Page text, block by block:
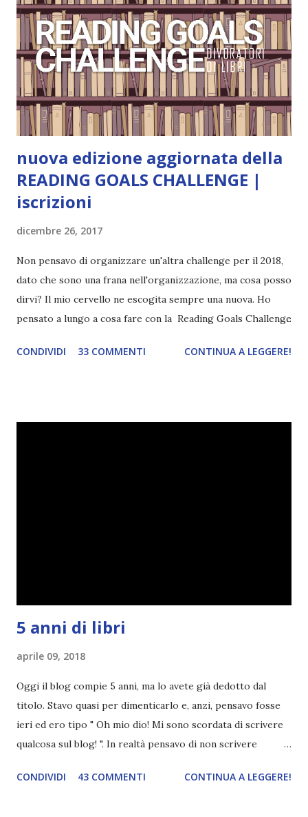
Pubblicazione: 10 Gennaio 2023 Traduttore: Laura Lancini
Trama: “Si chiama Michael Crist. È il fratello maggiore del
mio ragazzo ed è come quei film dell'orrore che guardi
coprendoti gli occhi. È bellissimo, forte, e assolutamente
terrificante. Non mi vede neppure. Ma io l'ho notato. L'ho
visto, l'ho sentito. Le cose che ha fatto, i misfatti ch...
nuova edizione aggiornata della
READING GOALS CHALLENGE |
iscrizioni
dicembre 26, 2017
Non pensavo di organizzare un'altra challenge per il 2018,
dato che sono una frana nell'organizzazione, ma cosa posso
dirvi? Il mio cervello ne escogita sempre una nuova. Ho
pensato a lungo a cosa fare con la Reading Goals Challenge
ho scoperto che anche alcuni di voi avrebbero fatto così,
CONDIVIDI 33 COMMENTI CONTINUA A LEGGERE!
5 anni di libri
aprile 09, 2018
Oggi il blog compie 5 anni, ma lo avete già dedotto dal
titolo. Stavo quasi per dimenticarlo e, anzi, pensavo fosse
ieri ed ero tipo " Oh mio dio! Mi sono scordata di scrivere
qualcosa sul blog! ". In realtà pensavo di non scrivere
diventando un po' come i miei compleanni. Semplicemente
CONDIVIDI 43 COMMENTI CONTINUA A LEGGERE!